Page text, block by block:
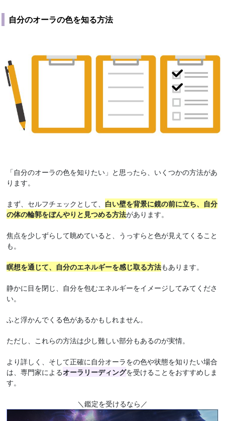
自分のオーラの色を知る方法
「自分のオーラの色を知りたい」と思ったら、いくつかの方法があ
ります。
まず、セルフチェックとして、 白い壁を背景に鏡の前に立ち、自分
の体の輪郭をぼんやりと見つめる方法があります。
焦点を少しずらして眺めていると、うっすらと色が見えてくること
も。
瞑想を通じて、自分のエネルギーを感じ取る方法もあります。
静かに目を閉じ、自分を包むエネルギーをイメージしてみてくださ
い。
ふと浮かんでくる色があるかもしれません。
ただし、これらの方法は少し難しい部分もあるのが実情。
より詳しく、そして正確に自分オーラをの色や状態を知りたい場合
は、専門家によるオーラリーディングを受けることをおすすめしま
す。
＼鑑定を受けるなら／